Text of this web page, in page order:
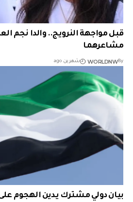
قبل مواجهة النرويج.. والدا نجم
مشاعرهما
By
WORLDNW شهرين ago
بيان دولي مشترك يدين الهجوم على